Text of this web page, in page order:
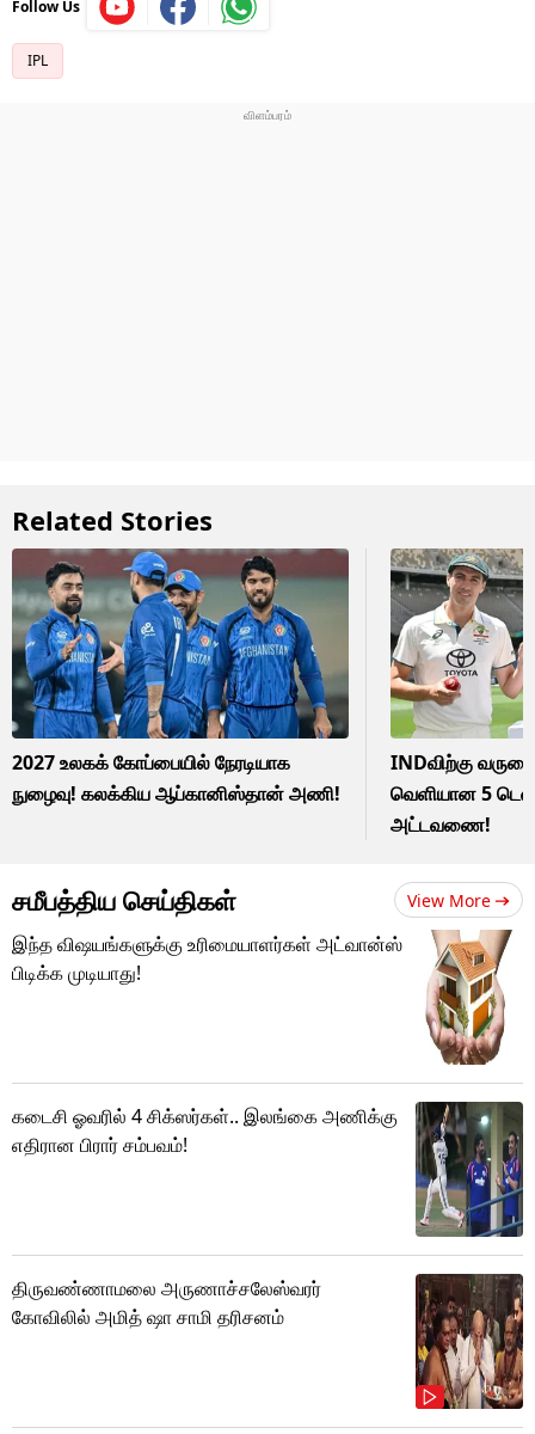
Follow Us
IPL
Related Stories
2027 உலகக் கோப்பையில் நேரடியாக
நுழைவு! கலக்கிய ஆப்கானிஸ்தான் அணி!
INDவிற்கு
வெளியான 5
அட்டவணை!
சமீபத்திய செய்திகள் View More
இந்த விஷயங்களுக்கு உரிமையாளர்கள் அட்வான்ஸ்
பிடிக்க முடியாது!
கடைசி ஓவரில் 4 சிக்ஸர்கள்.. இலங்கை அணிக்கு
எதிரான பிரார் சம்பவம்!
திருவண்ணாமலை அருணாச்சலேஸ்வரர்
கோவிலில் அமித் ஷா சாமி தரிசனம்